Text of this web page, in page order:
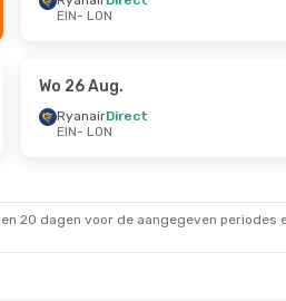
- EIN
EIN- LON
Wo 26 Aug.
RyanairDirect
EIN- LON
20 dagen voor de aangegeven